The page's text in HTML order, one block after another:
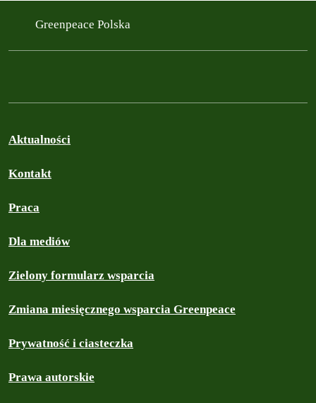
Greenpeace Polska
Aktualności
Kontakt
Praca
Dla mediów
Zielony formularz wsparcia
Zmiana miesięcznego wsparcia Greenpeace
Prywatność i ciasteczka
Prawa autorskie